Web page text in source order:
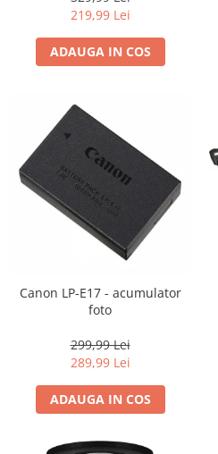
Carduri memorie, Cititoare
Carduri memorie
Cititoare carduri
Telecomenzi
LCD protectie
Recordere audio digitale
Acumulatori si baterii
Acumulatori Foto
incarcatoare
Huse protectie acumulatori foto
Tablete grafice
219,99 Lei
ADAUGA IN COS
Canon LP-E17 - acumulator
foto
299,99 Lei
289,99 Lei
ADAUGA IN COS